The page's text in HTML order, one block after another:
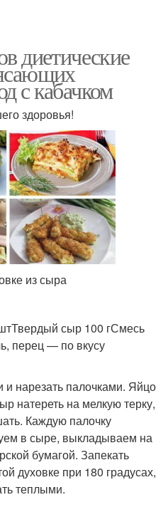
диетические
с кабачком
здоровья!
из сыра
сыр 100 гСмесь
перец — по вкусу
и нарезать палочками. Яйцо
натереть на мелкую терку,
Каждую палочку
в сыре, выкладываем на
бумагой. Запекать
духовке при 180 градусах,
теплыми.